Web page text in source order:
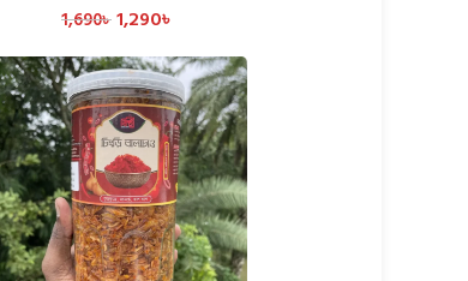
1,690৳1,290৳